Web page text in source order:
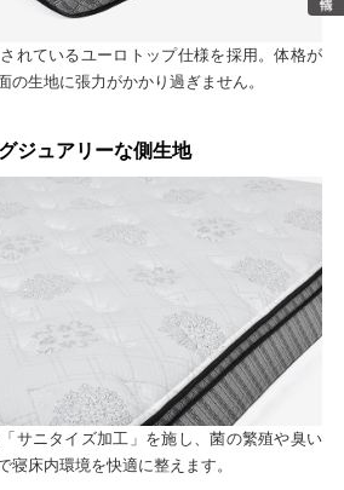
れているユーロトップ仕様を採用。体格が
の生地に張力がかかり過ぎません。
ジュアリーな側生地
サニタイズ加工」を施し、菌の繁殖や臭い
寝床内環境を快適に整えます。